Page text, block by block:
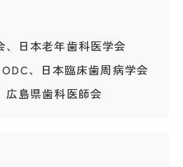
、日本老年歯科医学会
、日本臨床歯周病学会
広島県歯科医師会